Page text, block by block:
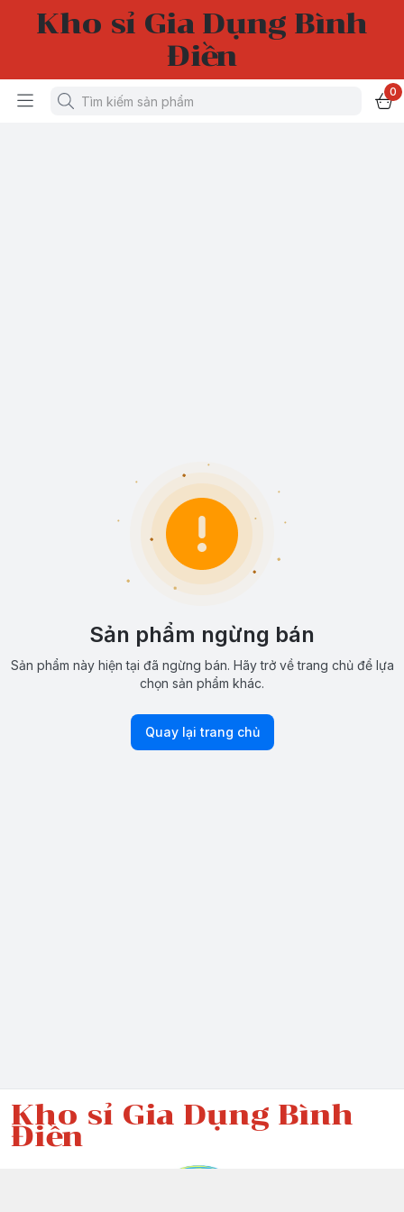
Kho sỉ Gia Dụng Bình
Điền
0
Sản phẩm ngừng bán
Sản phẩm này hiện tại đã ngừng bán. Hãy trở về trang chủ để lựa
chọn sản phẩm khác.
Quay lại trang chủ
Kho sỉ Gia Dụng Bình
Điền